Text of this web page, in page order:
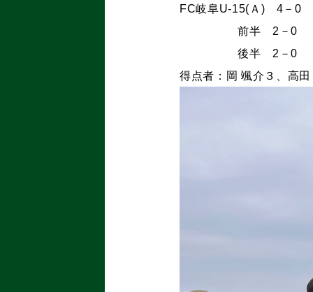
FC岐阜U-15(Ａ) 4－0
前半 2－0
後半 2－0
得点者：岡 颯介３、高